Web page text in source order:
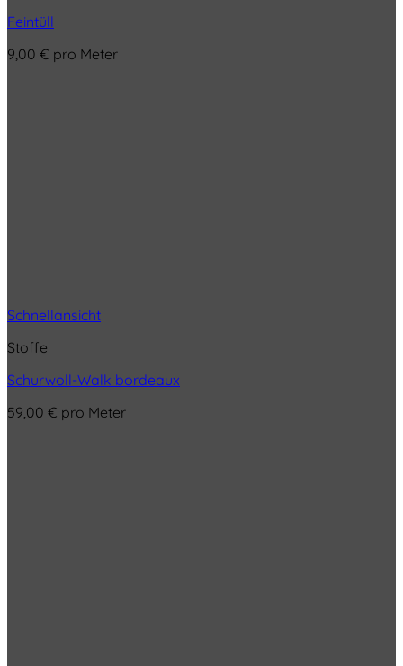
Feintüll
9,00 € pro Meter
Schnellansicht
Stoffe
Schurwoll-Walk bordeaux
59,00 € pro Meter